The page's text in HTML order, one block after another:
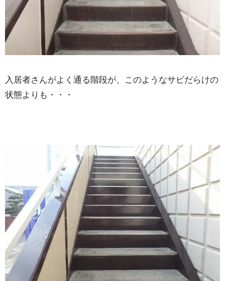
入居者さんがよく通る階段が、このようなサビだらけの
状態よりも・・・